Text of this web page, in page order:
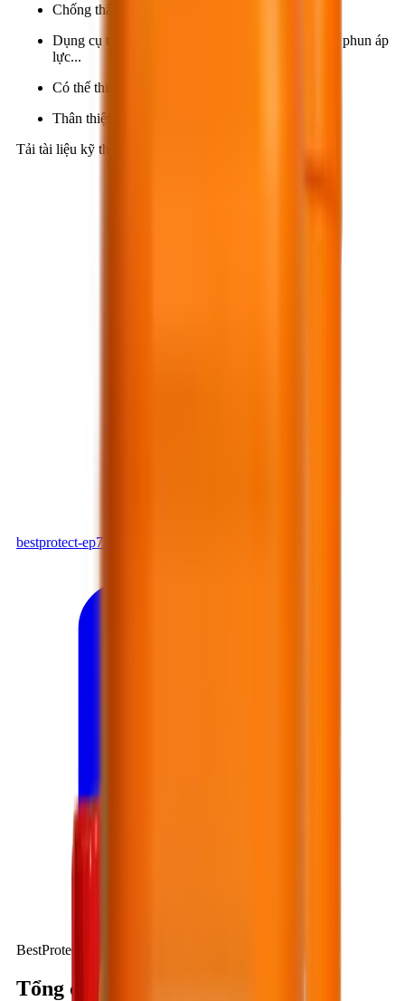
Chống thấm, chống nhiễm bẩn bề mặt.
Dụng cụ thi công đơn giản như: cọ quét, ru lô, vòi phun áp
lực...
Có thể thi công trực tiếp lên bề mặt ẩm.
Thân thiện môi trường.
Tải tài liệu kỹ thuật
bestprotect-ep712_bcafaf8b.pdf
BestProtect EP712
Tổng quan kỹ thuật